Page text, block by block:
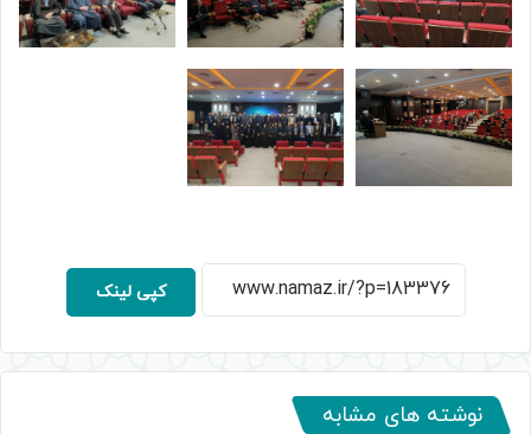
کپی لینک
نوشته های مشابه